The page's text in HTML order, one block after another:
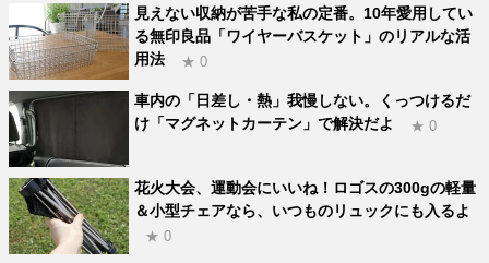
見えない収納が苦手な私の定番。10年愛用してい
る無印良品「ワイヤーバスケット」のリアルな活
用法
★ 0
車内の「日差し・熱」我慢しない。くっつけるだ
け「マグネットカーテン」で解決だよ
★ 0
花火大会、運動会にいいね！ロゴスの300gの軽量
＆小型チェアなら、いつものリュックにも入るよ
★ 0